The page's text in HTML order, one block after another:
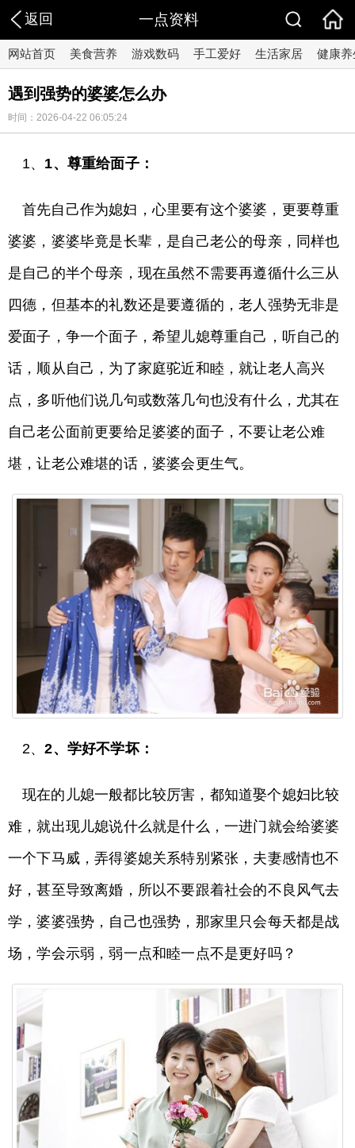
返回 一点资料
网站首页 美食营养 游戏数码 手工爱好 生活家居 健康养
遇到强势的婆婆怎么办
时间：2026-04-22 06:05:24
1、 1、尊重给面子：
首先自己作为媳妇，心里要有这个婆婆，更要尊重
婆婆，婆婆毕竟是长辈，是自己老公的母亲，同样也
是自己的半个母亲，现在虽然不需要再遵循什么三从
四德，但基本的礼数还是要遵循的，老人强势无非是
爱面子，争一个面子，希望儿媳尊重自己，听自己的
话，顺从自己，为了家庭驼近和睦，就让老人高兴
点，多听他们说几句或数落几句也没有什么，尤其在
自己老公面前更要给足婆婆的面子，不要让老公难
堪，让老公难堪的话，婆婆会更生气。
2、2、学好不学坏：
现在的儿媳一般都比较厉害，都知道娶个媳妇比较
难，就出现儿媳说什么就是什么，一进门就会给婆婆
一个下马威，弄得婆媳关系特别紧张，夫妻感情也不
好，甚至导致离婚，所以不要跟着社会的不良风气去
学，婆婆强势，自己也强势，那家里只会每天都是战
场，学会示弱，弱一点和睦一点不是更好吗？